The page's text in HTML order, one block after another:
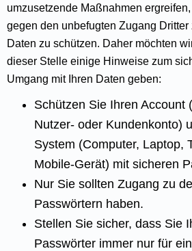
umzusetzende Maßnahmen
gegen den unbefugten Zugang Dritter
Daten zu schützen. Daher möchten
dieser Stelle einige Hinweise zum
Umgang mit Ihren Daten geben:
Schützen Sie Ihren Account
Nutzer- oder Kundenkonto)
System (Computer, Laptop,
Mobile-Gerät) mit sicheren
Nur Sie sollten Zugang zu
Passwörtern haben.
Stellen Sie sicher, dass Sie
Passwörter immer nur für